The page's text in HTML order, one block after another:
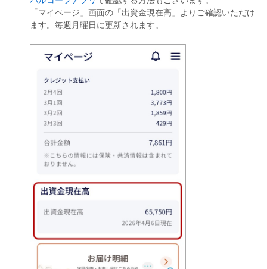
「マイページ」画面の「出資金現在高」よりご確認いただけ
ます。毎週月曜日に更新されます。